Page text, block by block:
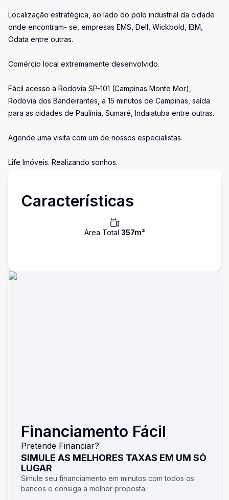
Localização estratégica, ao lado do polo industrial da cidade
onde encontram- se, empresas EMS, Dell, Wickbold, IBM,
Odata entre outras.
Comércio local extremamente desenvolvido.
Fácil acesso à Rodovia SP-101 (Campinas Monte Mor),
Rodovia dos Bandeirantes, a 15 minutos de Campinas, saída
para as cidades de Paulínia, Sumaré, Indaiatuba entre outras.
Agende uma visita com um de nossos especialistas.
Life Imóveis. Realizando sonhos.
Características
Área Total 357m²
Financiamento Fácil
Pretende Financiar?
SIMULE AS MELHORES TAXAS EM UM SÓ
LUGAR
Simule seu financiamento em minutos com todos os
bancos e consiga a melhor proposta.